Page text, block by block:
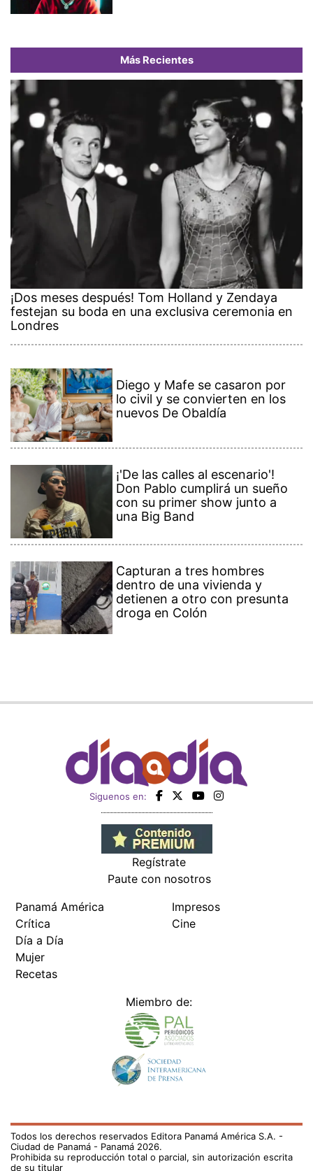
Más Recientes
¡Dos meses después! Tom Holland y Zendaya
festejan su boda en una exclusiva ceremonia en
Londres
Diego y Mafe se casaron por
lo civil y se convierten en los
nuevos De Obaldía
¡'De las calles al escenario'!
Don Pablo cumplirá un sueño
con su primer show junto a
una Big Band
Capturan a tres hombres
dentro de una vivienda y
detienen a otro con presunta
droga en Colón
Siguenos en:
Regístrate
Paute con nosotros
Panamá América
Crítica
Día a Día
Mujer
Recetas
Impresos
Cine
Miembro de:
Todos los derechos reservados Editora Panamá América S.A. -
Ciudad de Panamá - Panamá 2026.
Prohibida su reproducción total o parcial, sin autorización escrita
de su titular